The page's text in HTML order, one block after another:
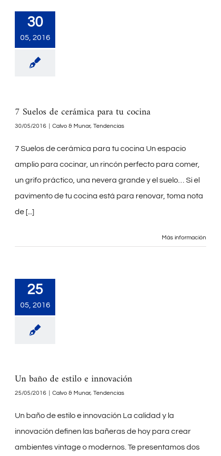
30
05, 2016
7 Suelos de cerámica para tu cocina
30/05/2016 Calvo & Munar, Tendencias
7 Suelos de cerámica para tu cocina Un espacio
amplio para cocinar, un rincón perfecto para comer,
un grifo práctico, una nevera grande y el suelo… Si el
pavimento de tu cocina está para renovar, toma nota
de [...]
Más información
25
05, 2016
Un baño de estilo e innovación
25/05/2016 Calvo & Munar, Tendencias
Un baño de estilo e innovación La calidad y la
innovación definen las bañeras de hoy para crear
ambientes vintage o modernos. Te presentamos dos